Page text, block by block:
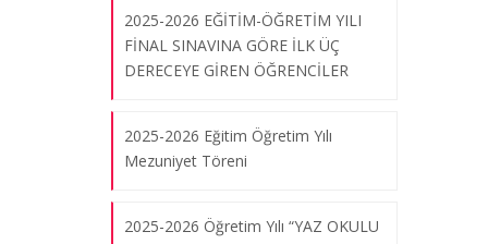
2025-2026 EĞİTİM-ÖĞRETİM YILI
FİNAL SINAVINA GÖRE İLK ÜÇ
DERECEYE GİREN ÖĞRENCİLER
2025-2026 Eğitim Öğretim Yılı
Mezuniyet Töreni
2025-2026 Öğretim Yılı “YAZ OKULU
“Yine Yeniden Gelin Birlikte Kağıdı
Bağımlılıkla Mücadele İçin Narkotik